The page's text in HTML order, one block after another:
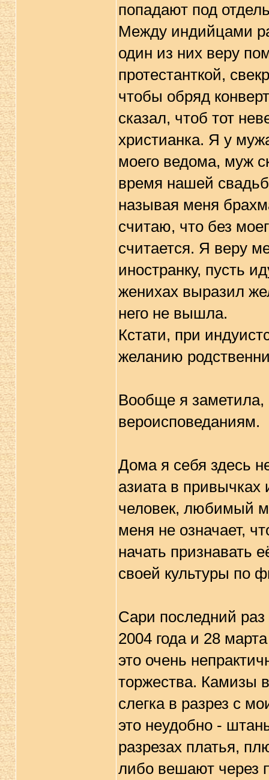
попадают под
Между индийцами
один из них веру
протестанткой,
чтобы обряд
сказал, чтоб тот
христианка. Я у
моего ведома, муж
время нашей
называя меня
считаю, что без
считается. Я веру
иностранку, пусть
женихах выразил
него не вышла.
Кстати, при
желанию
Вообще я заметила,
вероисповеданиям.
Дома я себя здесь
азиата в
человек, любимый
меня не означает,
начать признавать
своей культуры по
Сари последний
2004 года и 28
это очень
торжества. Камизы
слегка в разрез с
это неудобно -
разрезах платья,
либо вешают через